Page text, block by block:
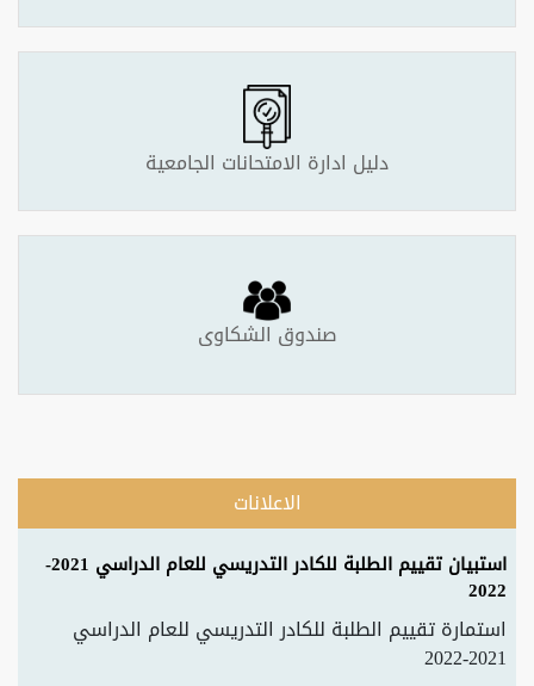
دليل ادارة الامتحانات الجامعية
صندوق الشكاوى
الاعلانات
استبيان تقييم الطلبة للكادر التدريسي للعام الدراسي 2021-
2022
استمارة تقييم الطلبة للكادر التدريسي للعام الدراسي
2021-2022